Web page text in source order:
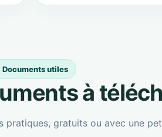
Documents utiles
à
pratiques, gratuits ou avec une